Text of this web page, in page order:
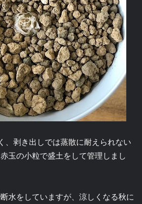
、剥き出しでは蒸散に耐えられない
玉の小粒で盛土をして管理しまし
水をしていますが、涼しくなる秋に